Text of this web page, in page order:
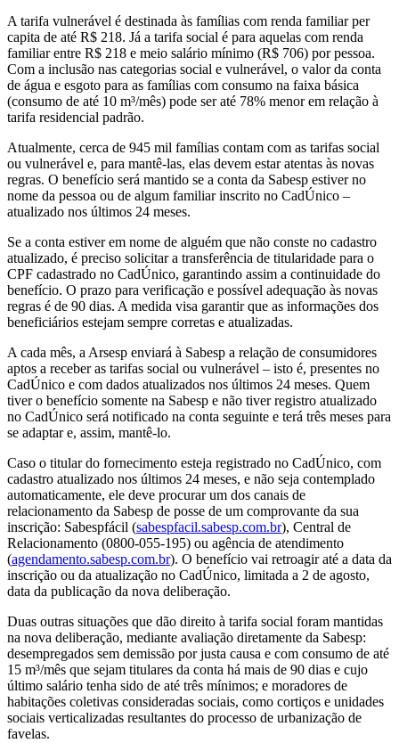
A tarifa vulnerável é destinada às famílias com renda familiar per
capita de até R$ 218. Já a tarifa social é para aquelas com renda
familiar entre R$ 218 e meio salário mínimo (R$ 706) por pessoa.
Com a inclusão nas categorias social e vulnerável, o valor da conta
de água e esgoto para as famílias com consumo na faixa básica
(consumo de até 10 m³/mês) pode ser até 78% menor em relação à
tarifa residencial padrão.
Atualmente, cerca de 945 mil famílias contam com as tarifas social
ou vulnerável e, para mantê-las, elas devem estar atentas às novas
regras. O benefício será mantido se a conta da Sabesp estiver no
nome da pessoa ou de algum familiar inscrito no CadÚnico –
atualizado nos últimos 24 meses.
Se a conta estiver em nome de alguém que não conste no cadastro
atualizado, é preciso solicitar a transferência de titularidade para o
CPF cadastrado no CadÚnico, garantindo assim a continuidade do
benefício. O prazo para verificação e possível adequação às novas
regras é de 90 dias. A medida visa garantir que as informações dos
beneficiários estejam sempre corretas e atualizadas.
A cada mês, a Arsesp enviará à Sabesp a relação de consumidores
aptos a receber as tarifas social ou vulnerável – isto é, presentes no
CadÚnico e com dados atualizados nos últimos 24 meses. Quem
tiver o benefício somente na Sabesp e não tiver registro atualizado
no CadÚnico será notificado na conta seguinte e terá três meses para
se adaptar e, assim, mantê-lo.
Caso o titular do fornecimento esteja registrado no CadÚnico, com
cadastro atualizado nos últimos 24 meses, e não seja contemplado
automaticamente, ele deve procurar um dos canais de
relacionamento da Sabesp de posse de um comprovante da sua
inscrição: Sabespfácil (sabespfacil.sabesp.com.br), Central de
Relacionamento (0800-055-195) ou agência de atendimento
(agendamento.sabesp.com.br). O benefício vai retroagir até a data da
inscrição ou da atualização no CadÚnico, limitada a 2 de agosto,
data da publicação da nova deliberação.
Duas outras situações que dão direito à tarifa social foram mantidas
na nova deliberação, mediante avaliação diretamente da Sabesp:
desempregados sem demissão por justa causa e com consumo de até
15 m³/mês que sejam titulares da conta há mais de 90 dias e cujo
último salário tenha sido de até três mínimos; e moradores de
habitações coletivas consideradas sociais, como cortiços e unidades
sociais verticalizadas resultantes do processo de urbanização de
favelas.